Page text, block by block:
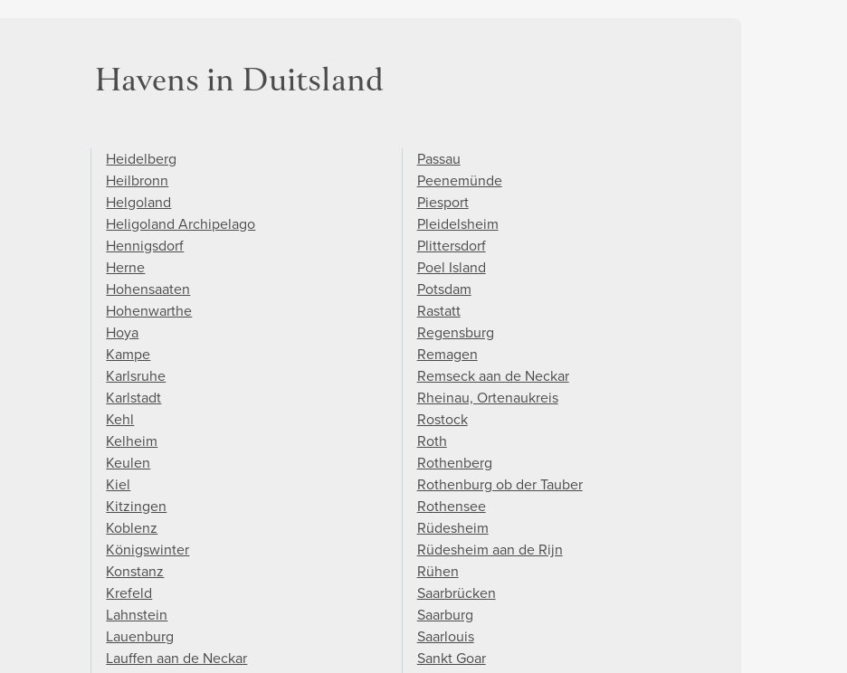
Havens in Duitsland
Heidelberg
Heilbronn
Helgoland
Heligoland Archipelago
Hennigsdorf
Herne
Hohensaaten
Hohenwarthe
Hoya
Kampe
Karlsruhe
Karlstadt
Kehl
Kelheim
Keulen
Kiel
Kitzingen
Koblenz
Königswinter
Konstanz
Krefeld
Lahnstein
Lauenburg
Lauffen aan de Neckar
Passau
Peenemünde
Piesport
Pleidelsheim
Plittersdorf
Poel Island
Potsdam
Rastatt
Regensburg
Remagen
Remseck aan de Neckar
Rheinau, Ortenaukreis
Rostock
Roth
Rothenberg
Rothenburg ob der Tauber
Rothensee
Rüdesheim
Rüdesheim aan de Rijn
Rühen
Saarbrücken
Saarburg
Saarlouis
Sankt Goar